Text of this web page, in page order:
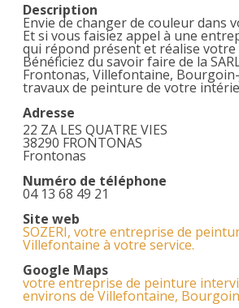
Description
Envie de changer de couleur dans
Et si vous faisiez appel à une
qui répond présent et réalise votre
Bénéficiez du savoir faire de la
Frontonas, Villefontaine,
travaux de peinture de votre
Adresse
22 ZA LES QUATRE VIES
38290 FRONTONAS
Frontonas
Numéro de téléphone
04 13 68 49 21
Site web
SOZERI, votre entreprise de
Villefontaine à votre service.
Google Maps
votre entreprise de peinture
environs de Villefontaine,